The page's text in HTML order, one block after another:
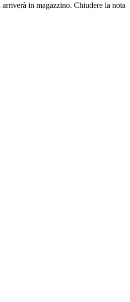
in magazzino. Chiudere la nota